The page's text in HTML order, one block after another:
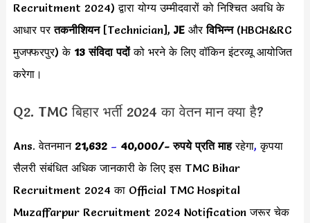
Recruitment 2024) द्वारा योग्य उम्मीदवारों को निश्चित अवधि के
आधार परतकनीशियन[Technician], JE औरविभिन्न(HBCH&RC
मुजफ्फरपुर) के 13 संविदा पदोंको भरने के लिए वॉकिन इंटरव्यू आयोजित
करेगा।
Q2. TMC बिहार भर्ती 2024 का वेतन मान क्या है?
Ans. वेतनमान 21,632 – 40,000/-रुपये प्रति माहरहेगा, कृपया
सैलरी संबंधित अधिक जानकारी के लिए इस TMC Bihar
Recruitment 2024 का Official TMC Hospital
Muzaffarpur Recruitment 2024 Notification जरूर चेक